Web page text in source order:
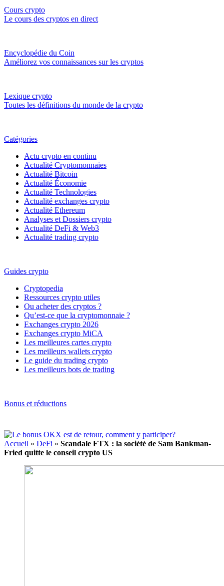
Cours crypto
Le cours des cryptos en direct
Encyclopédie du Coin
Améliorez vos connaissances sur les cryptos
Lexique crypto
Toutes les définitions du monde de la crypto
Catégories
Actu crypto en continu
Actualité Cryptomonnaies
Actualité Bitcoin
Actualité Économie
Actualité Technologies
Actualité exchanges crypto
Actualité Ethereum
Analyses et Dossiers crypto
Actualité DeFi & Web3
Actualité trading crypto
Guides crypto
Cryptopedia
Ressources crypto utiles
Ou acheter des cryptos ?
Qu’est-ce que la cryptomonnaie ?
Exchanges crypto 2026
Exchanges crypto MiCA
Les meilleures cartes crypto
Les meilleurs wallets crypto
Le guide du trading crypto
Les meilleurs bots de trading
Bonus et réductions
Accueil » DeFi » Scandale FTX : la société de Sam Bankman-
Fried quitte le conseil crypto US